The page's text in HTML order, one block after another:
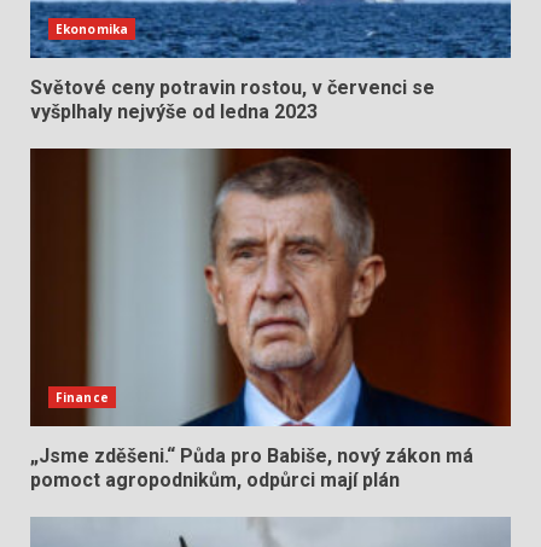
Ekonomika
Světové ceny potravin rostou, v červenci se
vyšplhaly nejvýše od ledna 2023
Finance
„Jsme zděšeni.“ Půda pro Babiše, nový zákon má
pomoct agropodnikům, odpůrci mají plán